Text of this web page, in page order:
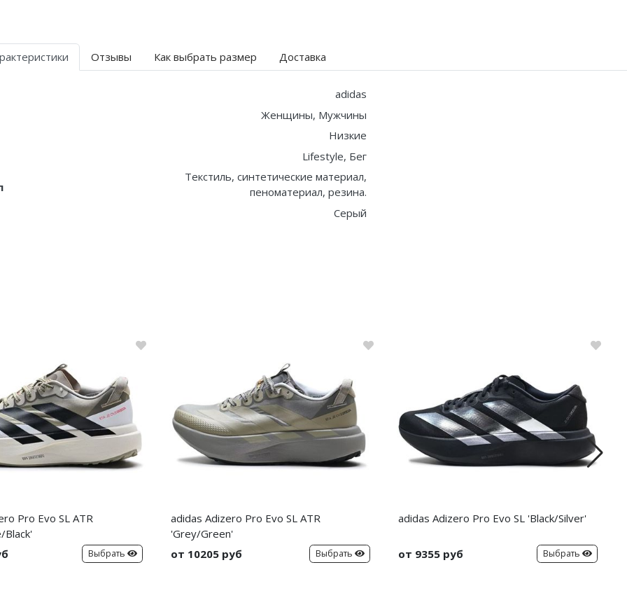
Отзывы Как выбрать размер Доставка
adidas
Женщины, Мужчины
Низкие
Lifestyle, Бег
Текстиль, синтетические материал,
пеноматериал, резина.
Серый
Pro Evo SL ATR
Black'
Выбрать
adidas Adizero Pro Evo SL ATR
'Grey/Green'
от 10205 руб
Выбрать
adidas Adizero Pro Evo SL 'Black/Silver'
от 9355 руб Выбрать